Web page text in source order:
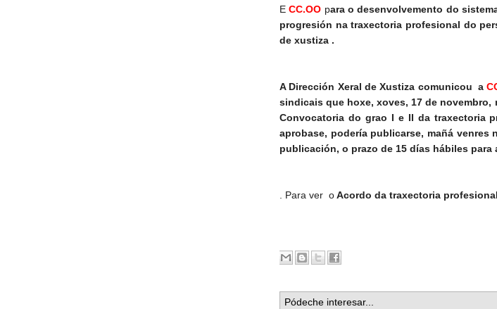
E CC.OO para o desenvolvemento do
progresión na traxectoria profesional do
de xustiza .
A Dirección Xeral de Xustiza comunicou a
sindicais que hoxe, xoves, 17 de
Convocatoria do grao I e II da traxectoria
aprobase, podería publicarse, mañá venres
publicación, o prazo de 15 días hábiles
. Para ver oAcordo da traxectoria profesional
Pódeche interesar...